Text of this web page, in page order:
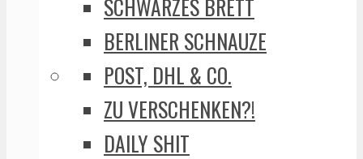
BERLINER SCHNAUZE
POST, DHL & CO.
ZU VERSCHENKEN?!
DAILY SHIT